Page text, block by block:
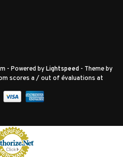
- Powered byLightspeed - Theme by
scores a / out of évaluations at